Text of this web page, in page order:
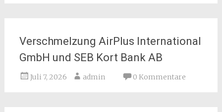
Verschmelzung AirPlus International
GmbH und SEB Kort Bank AB
Juli 7, 2026 admin 0 Kommentare